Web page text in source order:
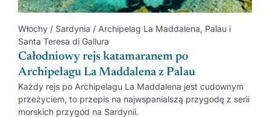
Włochy / Sardynia / Archipelag La Maddalena, Palau i
Santa Teresa di Gallura
Całodniowy rejs katamaranem po
Archipelagu La Maddalena z Palau
Każdy rejs po Archipelagu La Maddalena jest cudownym
przeżyciem, to przepis na najwspanialszą przygodę z serii
morskich przygód na Sardynii.